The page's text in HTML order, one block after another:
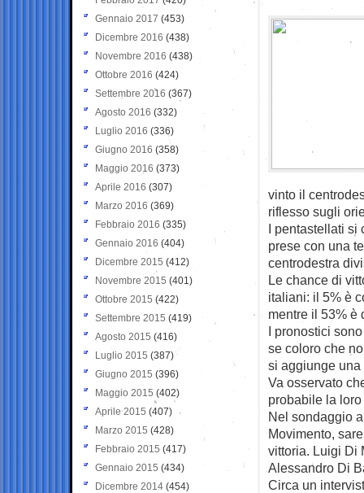
vinto il
riflesso sugli
I pentastellati si
prese con una
centrodestra
Le chance di
italiani: il 5% è
mentre il 53% è
I pronostici
se coloro che
si aggiunge una
Va osservato
probabile la
Nel sondaggio
Movimento,
vittoria. Luigi Di
Alessandro Di
Circa un
Gennaio 2017 (453)
Dicembre 2016 (438)
Novembre 2016 (438)
Ottobre 2016 (424)
Settembre 2016 (367)
Agosto 2016 (332)
Luglio 2016 (336)
Giugno 2016 (358)
Maggio 2016 (373)
Aprile 2016 (307)
Marzo 2016 (369)
Febbraio 2016 (335)
Gennaio 2016 (404)
Dicembre 2015 (412)
Novembre 2015 (401)
Ottobre 2015 (422)
Settembre 2015 (419)
Agosto 2015 (416)
Luglio 2015 (387)
Giugno 2015 (396)
Maggio 2015 (402)
Aprile 2015 (407)
Marzo 2015 (428)
Febbraio 2015 (417)
Gennaio 2015 (434)
Dicembre 2014 (454)